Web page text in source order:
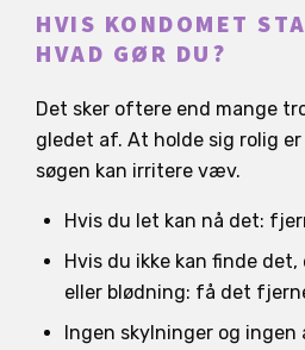
HVIS KONDOMET
HVAD GØR DU?
Det sker oftere end mange
gledet af. At holde sig rolig
søgen kan irritere væv.
Hvis du let kan nå det:
Hvis du ikke kan finde
eller blødning: få det
Ingen skylninger og ingen